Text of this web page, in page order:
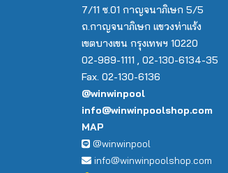
7/11 ซ.01 กาญจนาภิเษก 5/5
ถ.กาญจนาภิเษก แขวงท่าแร้ง
เขตบางเขน กรุงเทพฯ 10220
02-989-1111 , 02-130-6134-35
Fax. 02-130-6136
@winwinpool
info@winwinpoolshop.com
MAP
@winwinpool
info@winwinpoolshop.com